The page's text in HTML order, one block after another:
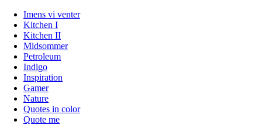
Imens vi venter
Kitchen I
Kitchen II
Midsommer
Petroleum
Indigo
Inspiration
Gamer
Nature
Quotes in color
Quote me